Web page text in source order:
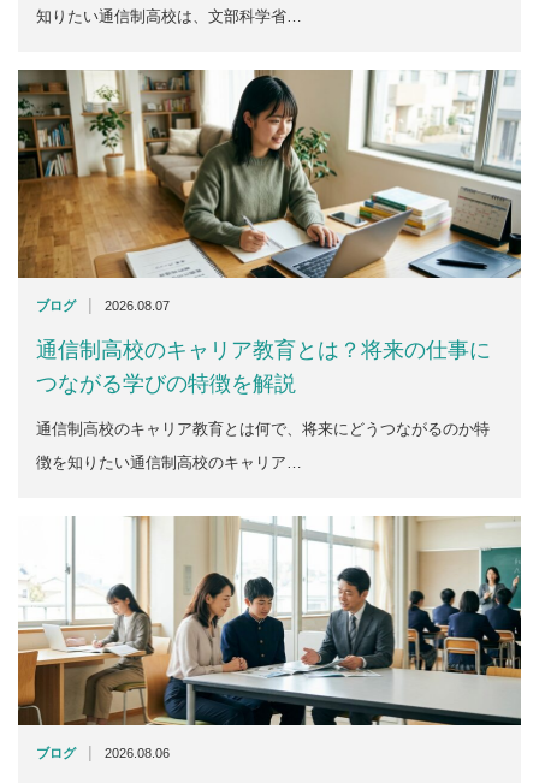
知りたい通信制高校は、文部科学省…
ブログ | 2026.08.07
通信制高校のキャリア教育とは？将来の仕事に
つながる学びの特徴を解説
通信制高校のキャリア教育とは何で、将来にどうつながるのか特
徴を知りたい通信制高校のキャリア…
ブログ | 2026.08.06